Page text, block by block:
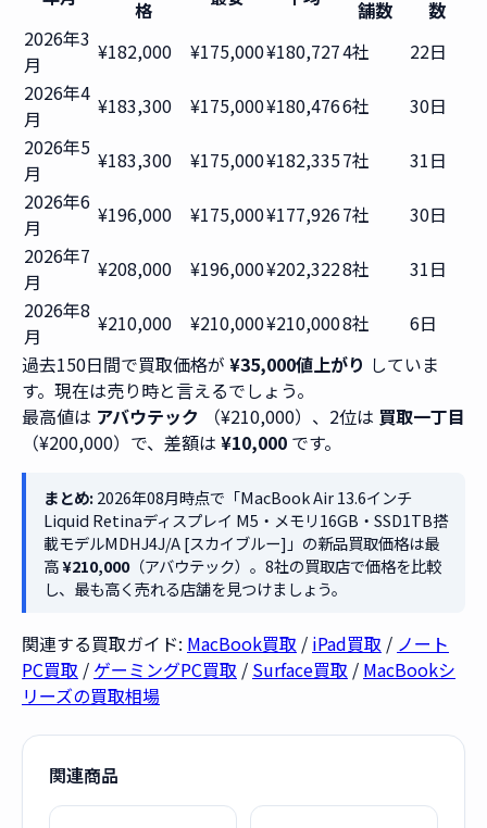
格 舗数
数
2026年3
月
¥182,000 ¥175,000¥180,7274社
22日
2026年4
月
¥183,300 ¥175,000¥180,4766社
30日
2026年5
月
¥183,300 ¥175,000¥182,3357社
31日
2026年6
月
¥196,000 ¥175,000¥177,9267社
30日
2026年7
月
¥208,000 ¥196,000¥202,3228社
31日
2026年8
月
¥210,000 ¥210,000¥210,0008社
6日
過去150日間で買取価格が ¥35,000値上がり していま
す。現在は売り時と言えるでしょう。
最高値は アバウテック （¥210,000）、2位は 買取一丁目
（¥200,000）で、差額は ¥10,000 です。
まとめ:2026年08月時点で「MacBook Air 13.6インチ
Liquid Retinaディスプレイ M5・メモリ16GB・SSD1TB搭
載モデルMDHJ4J/A [スカイブルー]」の新品買取価格は最
高¥210,000（アバウテック）。8社の買取店で価格を比較
し、最も高く売れる店舗を見つけましょう。
関連する買取ガイド: MacBook買取 / iPad買取 / ノート
PC買取 / ゲーミングPC買取 / Surface買取 / MacBookシ
リーズの買取相場
関連商品